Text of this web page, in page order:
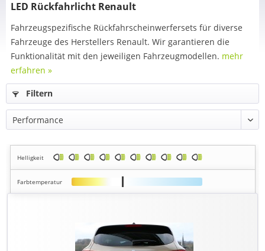
LED Rückfahrlicht Renault
Fahrzeugspezifische Rückfahrscheinwerfersets für diverse
Fahrzeuge des Herstellers Renault. Wir garantieren die
Funktionalität mit den jeweiligen Fahrzeugmodellen. mehr
erfahren »
Filtern
Helligkeit
Farbtemperatur